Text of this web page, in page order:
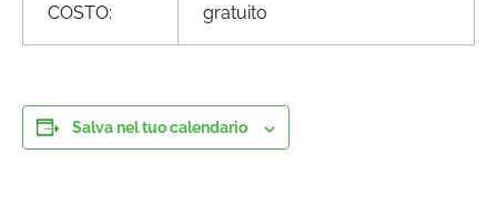
COSTO: gratuito
Salva nel tuo calendario